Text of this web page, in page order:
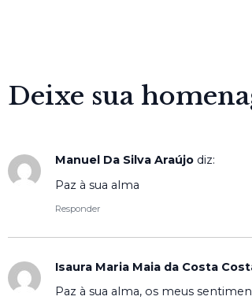
Deixe sua
Manuel Da Silva Araújo diz:
Paz à sua alma
Responder
Isaura Maria Maia da Costa
Paz à sua alma, os meus